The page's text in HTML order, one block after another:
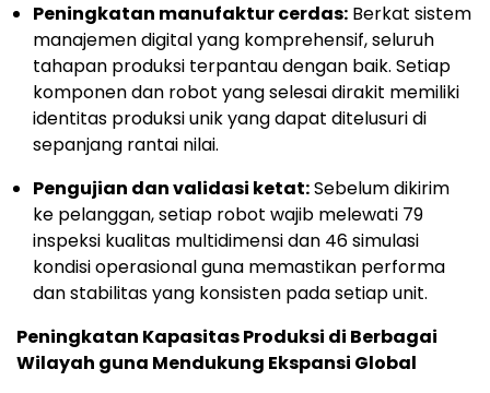
Peningkatan manufaktur cerdas: Berkat sistem
manajemen digital yang komprehensif, seluruh
tahapan produksi terpantau dengan baik. Setiap
komponen dan robot yang selesai dirakit memiliki
identitas produksi unik yang dapat ditelusuri di
sepanjang rantai nilai.
Pengujian dan validasi ketat:Sebelum dikirim
ke pelanggan, setiap robot wajib melewati 79
inspeksi kualitas multidimensi dan 46 simulasi
kondisi operasional guna memastikan performa
dan stabilitas yang konsisten pada setiap unit.
Peningkatan Kapasitas Produksi di Berbagai
Wilayah guna Mendukung Ekspansi Global